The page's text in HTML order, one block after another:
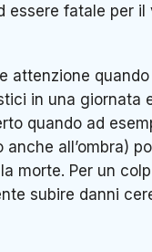
essere fatale per il
attenzione quando
in una giornata
quando ad
all’ombra)
morte. Per un
subire danni